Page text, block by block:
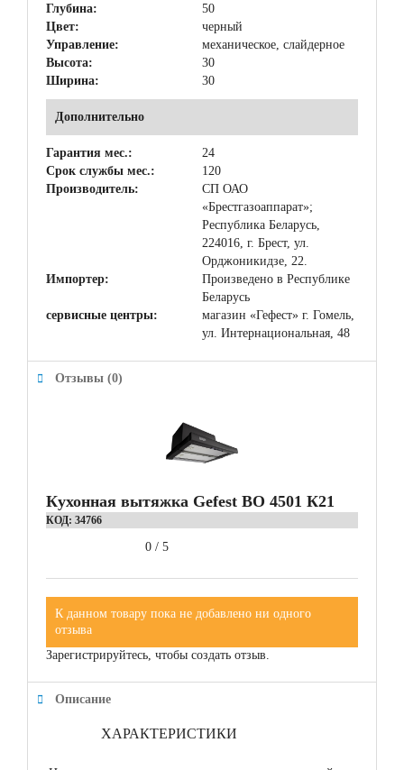
Глубина:
50
Цвет:
черный
Управление:
механическое, слайдерное
Высота:
30
Ширина:
30
Дополнительно
Гарантия мес.:
24
Срок службы мес.:
120
Производитель:
СП ОАО
«Брестгазоаппарат»;
Республика Беларусь,
224016, г. Брест, ул.
Орджоникидзе, 22.
Импортер:
Произведено в Республике
Беларусь
сервисные центры:
магазин «Гефест» г. Гомель,
ул. Интернациональная, 48
Отзывы (0)
Кухонная вытяжка Gefest ВО 4501 К21
КОД: 34766
0 / 5
К данном товару пока не добавлено ни одного
отзыва
Зарегистрируйтесь, чтобы создать отзыв.
Описание
ХАРАКТЕРИСТИКИ